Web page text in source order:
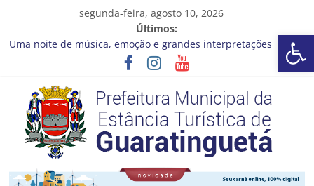
Barra de Ferramentas Aberta
segunda-feira, agosto 10, 2026
Últimos:
Uma noite de música, emoção e grandes interpretações
Pequenos Guardiões contra a Dengue
Cronograma Limpeza em Ação – 10 a 14 de agosto
Seus dados estão atualizados?
SAEG avança no Programa de Redução de Perdas da cidade